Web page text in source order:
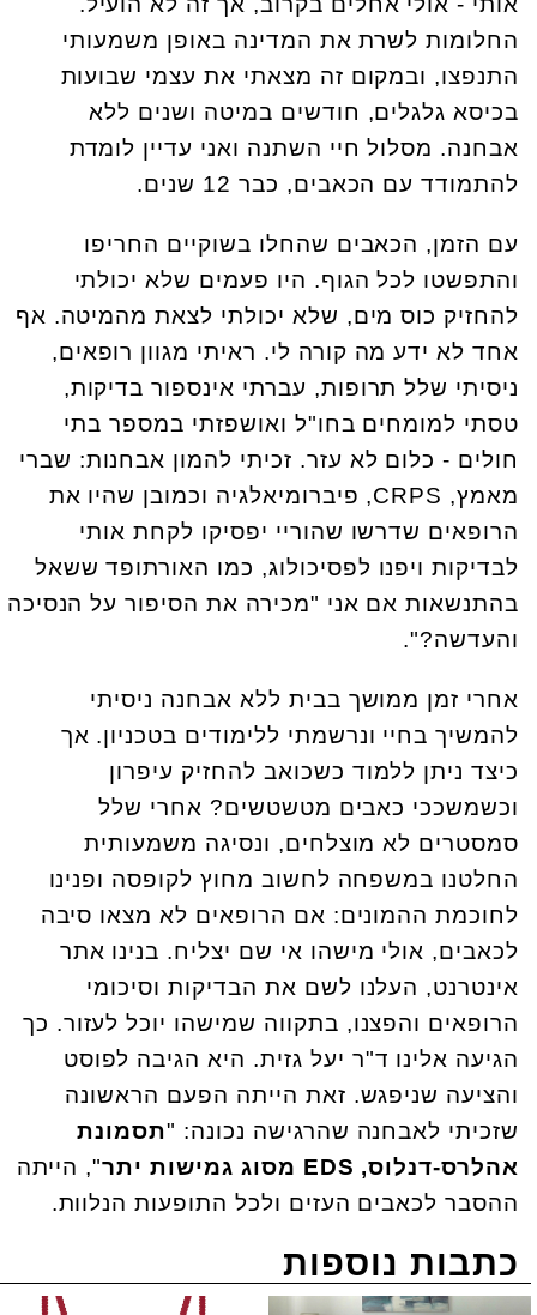
החלומות לשרת את המדינה באופן משמעותי
התנפצו, ובמקום זה מצאתי את עצמי שבועות
בכיסא גלגלים, חודשים במיטה ושנים ללא
אבחנה. מסלול חיי השתנה ואני עדיין לומדת
להתמודד עם הכאבים, כבר 12 שנים.
עם הזמן, הכאבים שהחלו בשוקיים החריפו
והתפשטו לכל הגוף. היו פעמים שלא יכולתי
להחזיק כוס מים, שלא יכולתי לצאת מהמיטה. אף
אחד לא ידע מה קורה לי. ראיתי מגוון רופאים,
ניסיתי שלל תרופות, עברתי אינספור בדיקות,
טסתי למומחים בחו"ל ואושפזתי במספר בתי
חולים - כלום לא עזר. זכיתי להמון אבחנות: שברי
מאמץ, CRPS, פיברומיאלגיה וכמובן שהיו את
הרופאים שדרשו שהוריי יפסיקו לקחת אותי
לבדיקות ויפנו לפסיכולוג, כמו האורתופד ששאל
בהתנשאות אם אני "מכירה את הסיפור על הנסיכה
והעדשה?".
אחרי זמן ממושך בבית ללא אבחנה ניסיתי
להמשיך בחיי ונרשמתי ללימודים בטכניון. אך
כיצד ניתן ללמוד כשכואב להחזיק עיפרון
וכשמשככי כאבים מטשטשים? אחרי שלל
סמסטרים לא מוצלחים, ונסיגה משמעותית
החלטנו במשפחה לחשוב מחוץ לקופסה ופנינו
לחוכמת ההמונים: אם הרופאים לא מצאו סיבה
לכאבים, אולי מישהו אי שם יצליח. בנינו אתר
אינטרנט, העלנו לשם את הבדיקות וסיכומי
הרופאים והפצנו, בתקווה שמישהו יוכל לעזור. כך
הגיעה אלינו ד"ר יעל גזית. היא הגיבה לפוסט
והציעה שניפגש. זאת הייתה הפעם הראשונה
שזכיתי לאבחנה שהרגישה נכונה: "תסמונת
אהלרס-דנלוס, EDS מסוג גמישות יתר
", הייתה
ההסבר לכאבים העזים ולכל התופעות הנלוות.
כתבות נוספות